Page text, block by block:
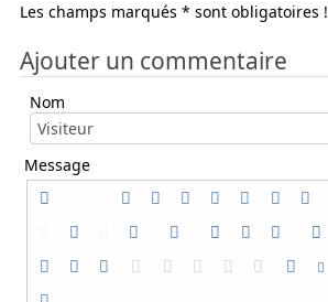
Les champs marqués * sont obligatoires !
Ajouter un commentaire
Nom
Message